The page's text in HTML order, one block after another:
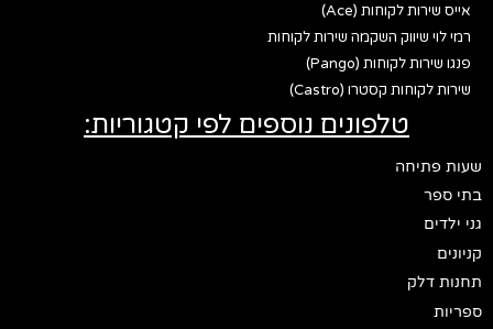
אייס שירות לקוחות (Ace)
רמי לוי שיווק השקמה שירות לקוחות
פנגו שירות לקוחות (Pango)
שירות לקוחות קסטרו (Castro)
טלפונים נוספים לפי קטגוריות:
שעות פתיחה
בתי ספר
גני ילדים
קניונים
תחנות דלק
ספריות